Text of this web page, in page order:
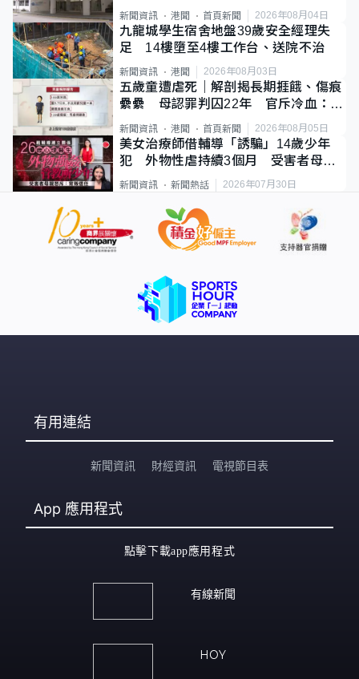
新聞資訊 港聞 首頁新聞 2026年08月04日
九龍城學生宿舍地盤39歲安全經理失
足 14樓墮至4樓工作台、送院不治
新聞資訊 港聞 2026年08月03日
五歲童遭虐死｜解剖揭長期捱餓、傷痕
纍纍 母認罪判囚22年 官斥冷血：同
類案最惡劣
新聞資訊 港聞 首頁新聞 2026年08月05日
美女治療師借輔導「誘騙」14歲少年
犯 外物性虐持續3個月 受害者母：
要保護其他人
新聞資訊 新聞熱話 2026年07月30日
有用連結
新聞資訊 財經資訊 電視節目表
App 應用程式
點擊下載app應用程式
有線新聞
HOY